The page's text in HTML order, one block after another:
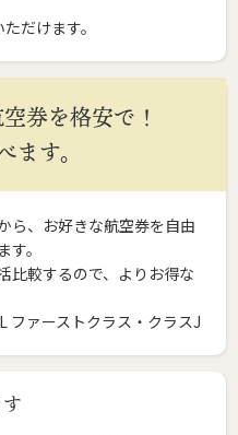
だけます。
券を格安で！
ます。
ら、お好きな航空券を自由
。
比較するので、よりお得な
ファーストクラス・クラスJ